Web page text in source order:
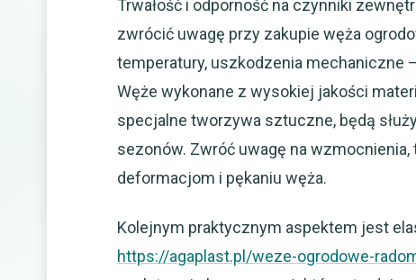
Trwałość i odporność na czynniki
zwrócić uwagę przy zakupie węża
temperatury, uszkodzenia mechaniczne
Węże wykonane z wysokiej jakości
specjalne tworzywa sztuczne, będą
sezonów. Zwróć uwagę na wzmocnienia,
deformacjom i pękaniu węża.
Kolejnym praktycznym aspektem jest
https://agaplast.pl/weze-ogrodowe-